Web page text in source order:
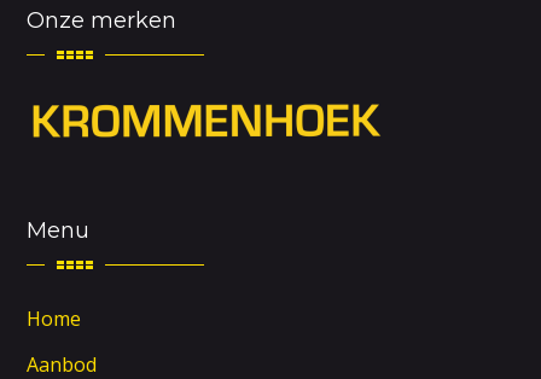
Onze merken
Menu
Home
Aanbod